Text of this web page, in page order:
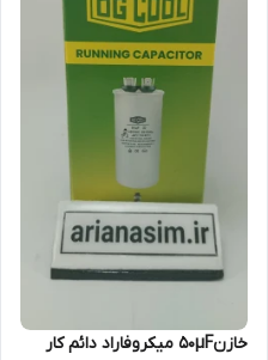
خازن50µF میکروفاراد دائم کار